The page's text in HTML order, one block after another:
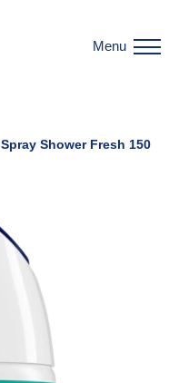
Menu
Shower Fresh 150